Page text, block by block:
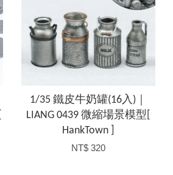
1/35 鐵皮牛奶罐(16入)｜
LIANG 0439 微縮場景模型[
HankTown ]
NT$ 320